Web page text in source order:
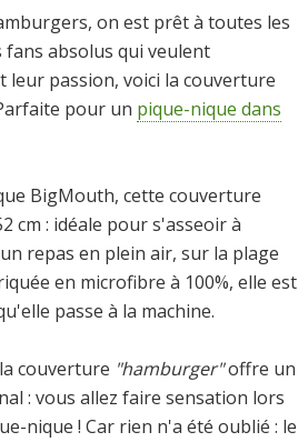
on est prêt à toutes les
fans absolus qui veulent
leur passion, voici la couverture
pour un pique-nique dans
BigMouth, cette couverture
cm : idéale pour s'asseoir à
repas en plein air, sur la plage
en microfibre à 100%, elle est
passe à la machine.
couverture "hamburger"offre un
: vous allez faire sensation lors
nique ! Car rien n'a été oublié : le